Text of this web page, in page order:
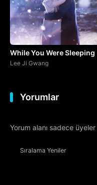
While You Were Sleeping
Lee Ji Gwang
Yorumlar
Yorum alanı sadece
Sıralama Yeniler